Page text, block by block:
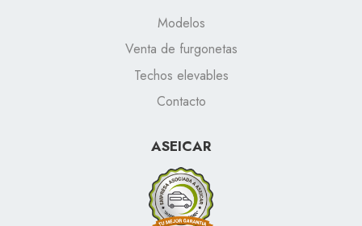
Modelos
Venta de furgonetas
Techos elevables
Contacto
ASEICAR